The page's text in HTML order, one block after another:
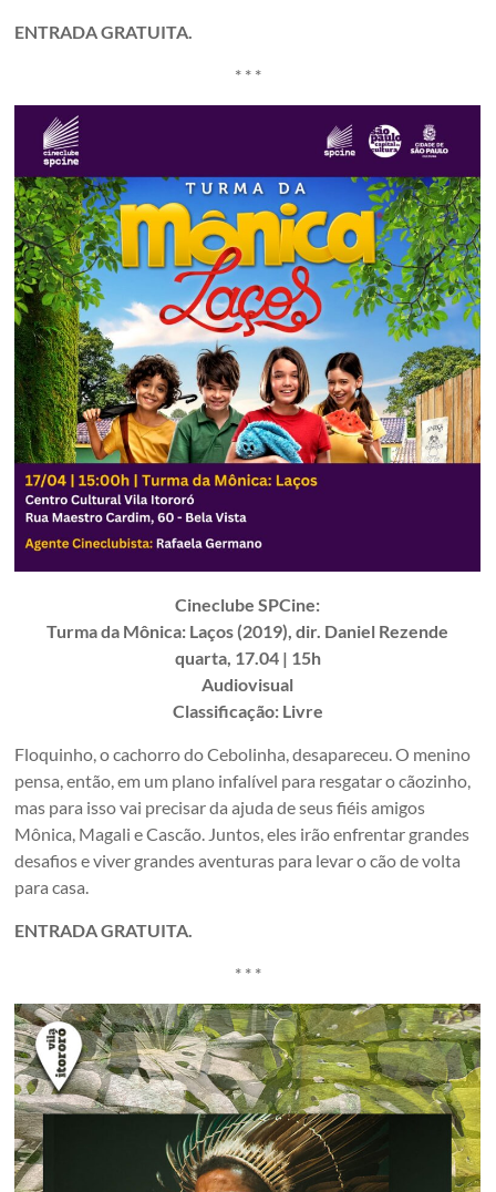
ENTRADA GRATUITA.
* * *
Cineclube SPCine:
Turma da Mônica: Laços (2019), dir. Daniel Rezende
quarta, 17.04 | 15h
Audiovisual
Classificação: Livre
Floquinho, o cachorro do Cebolinha, desapareceu. O menino
pensa, então, em um plano infalível para resgatar o cãozinho,
mas para isso vai precisar da ajuda de seus fiéis amigos
Mônica, Magali e Cascão. Juntos, eles irão enfrentar grandes
desafios e viver grandes aventuras para levar o cão de volta
para casa.
ENTRADA GRATUITA.
* * *